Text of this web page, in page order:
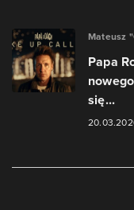
Mateusz
Papa
się...